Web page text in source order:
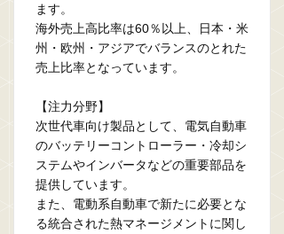
ます。
海外売上高比率は60％以上、日本・米
州・欧州・アジアでバランスのとれた
売上比率となっています。
【注力分野】
次世代車向け製品として、電気自動車
のバッテリーコントローラー・冷却シ
ステムやインバータなどの重要部品を
提供しています。
また、電動系自動車で新たに必要とな
る統合された熱マネージメントに関し